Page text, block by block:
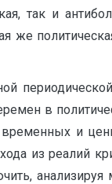
так и
же
в
и
из реалий